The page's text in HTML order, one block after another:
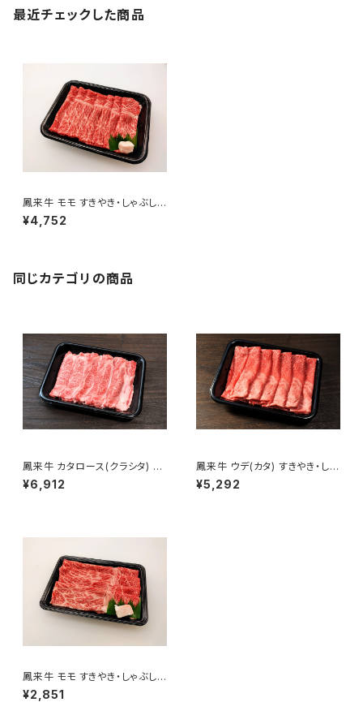
最近チェックした商品
鳳来牛 モモ すきやき・しゃぶしゃ
ぶ用 500g
¥4,752
同じカテゴリの商品
鳳来牛 カタロース(クラシタ) す
きやき・しゃぶしゃぶ用 500g
¥6,912
鳳来牛 ウデ(カタ) すきやき・しゃ
ぶしゃぶ用 500g
¥5,292
鳳来牛 モモ すきやき・しゃぶしゃ
ぶ用 300g
¥2,851